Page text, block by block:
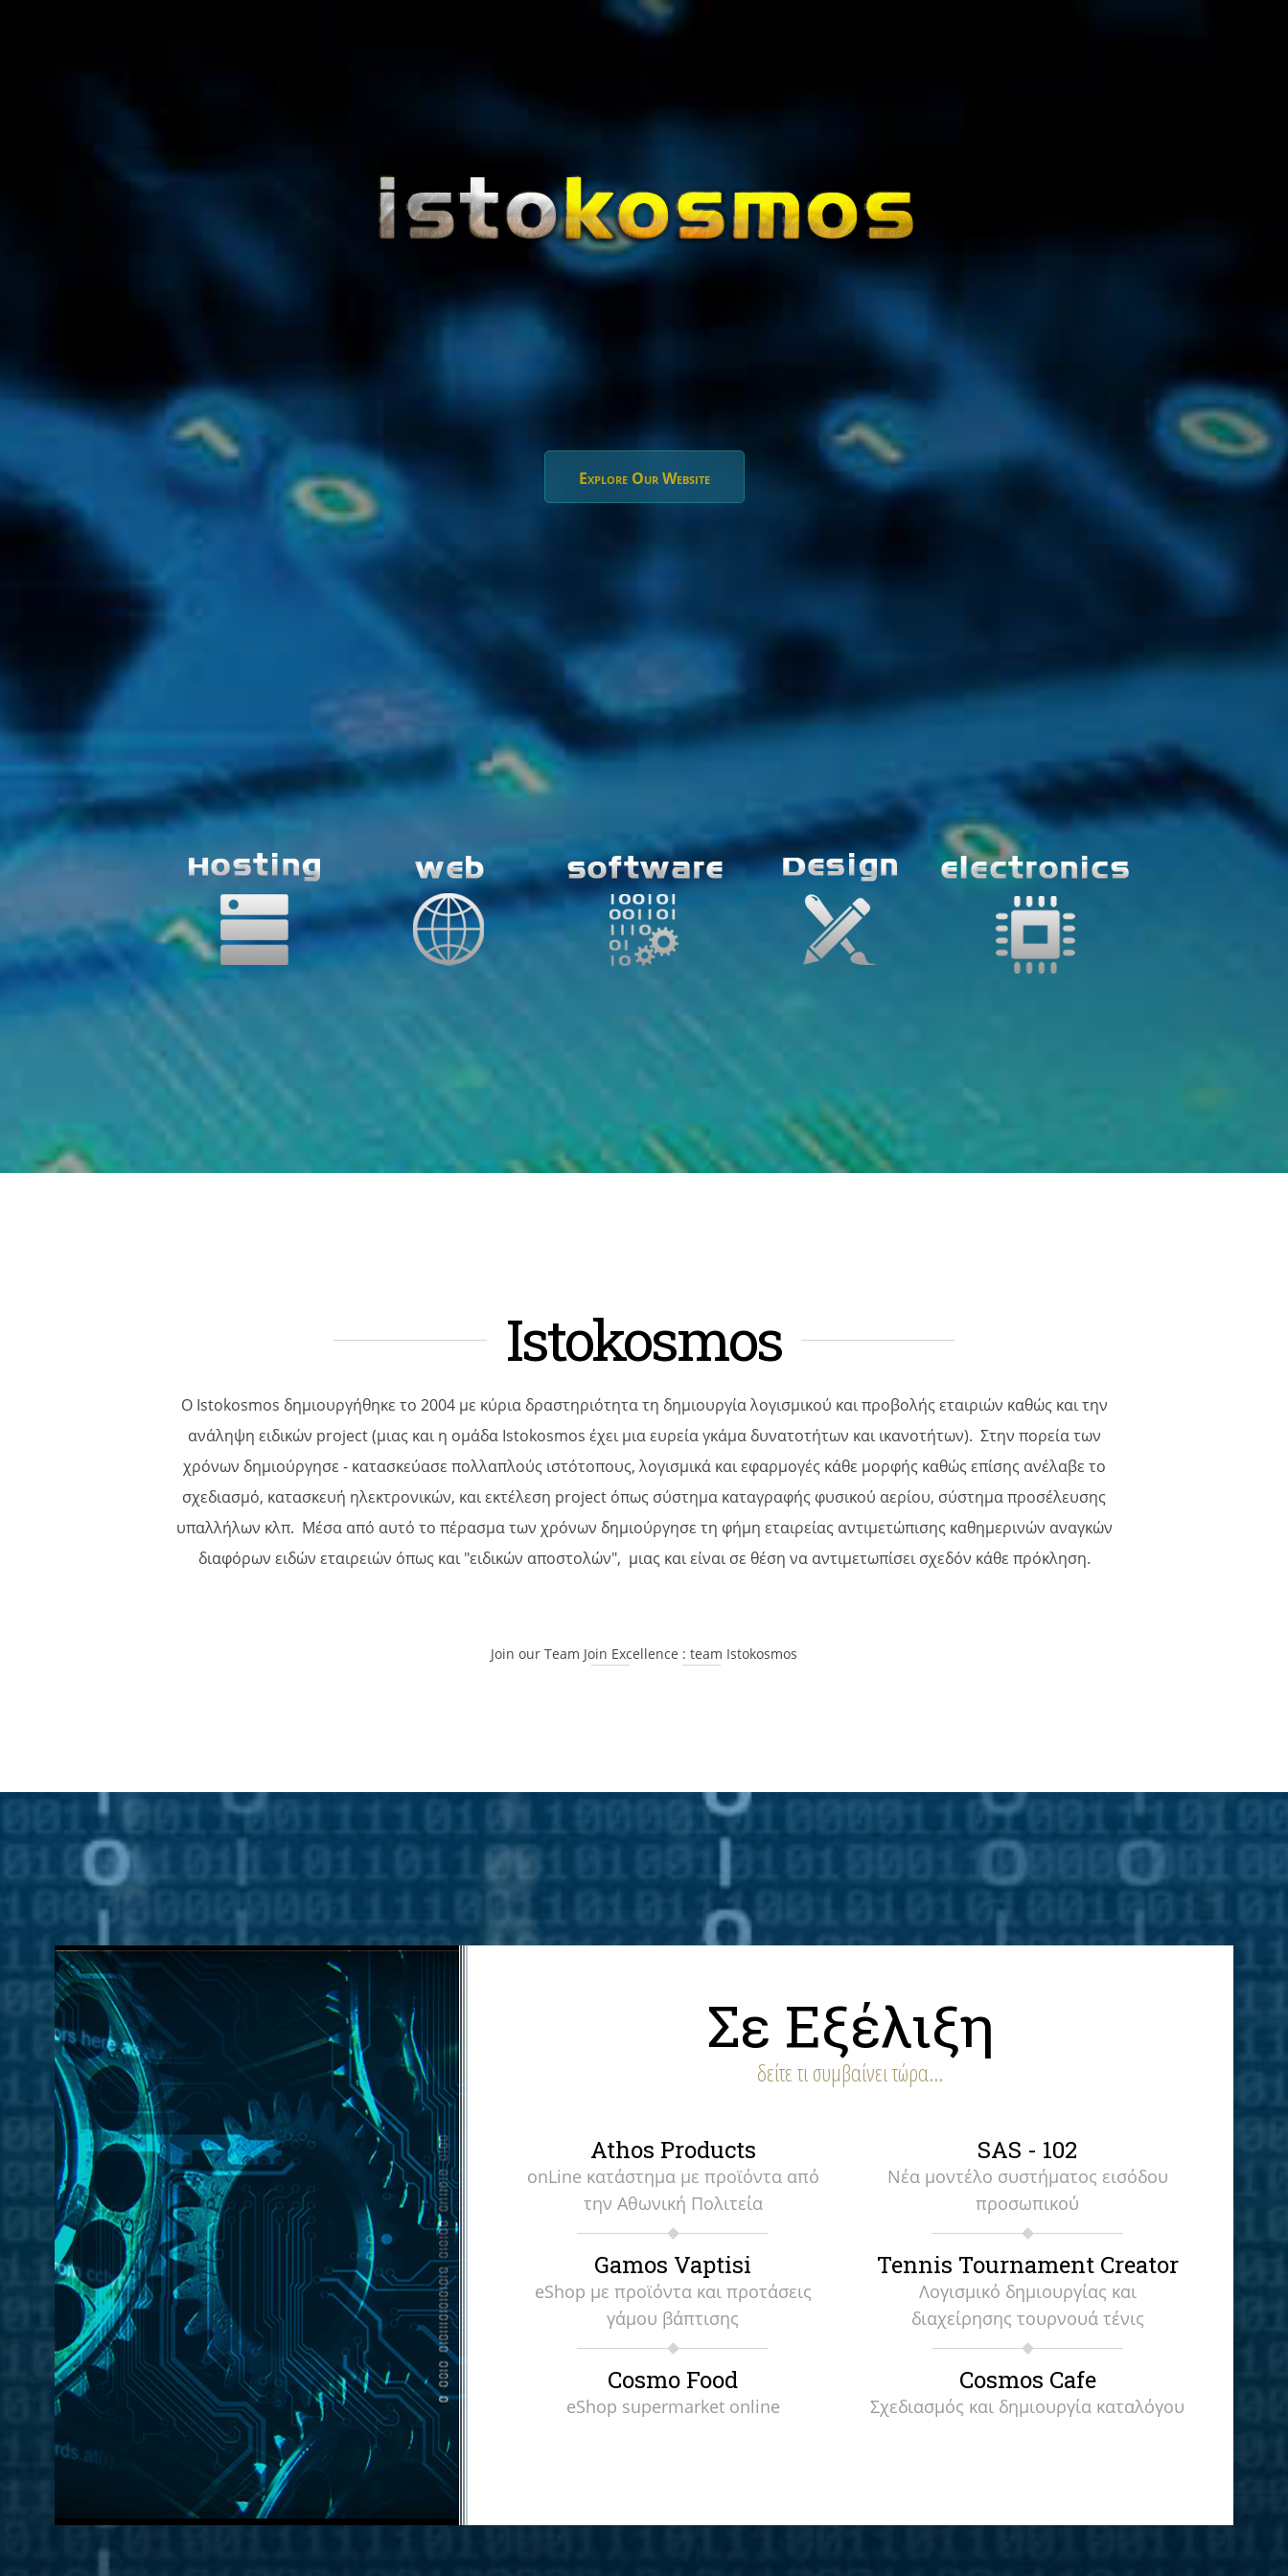
Explore Our Website
Istokosmos
Ο Istokosmos δημιουργήθηκε το 2004 με κύρια δραστηριότητα τη δημιουργία λογισμικού και προβολής εταιριών καθώς και την
ανάληψη ειδικών project (μιας και η ομάδα Istokosmos έχει μια ευρεία γκάμα δυνατοτήτων και ικανοτήτων). Στην πορεία των
χρόνων δημιούργησε - κατασκεύασε πολλαπλούς ιστότοπους, λογισμικά και εφαρμογές κάθε μορφής καθώς επίσης ανέλαβε το
σχεδιασμό, κατασκευή ηλεκτρονικών, και εκτέλεση project όπως σύστημα καταγραφής φυσικού αερίου, σύστημα προσέλευσης
υπαλλήλων κλπ. Μέσα από αυτό το πέρασμα των χρόνων δημιούργησε τη φήμη εταιρείας αντιμετώπισης καθημερινών αναγκών
διαφόρων ειδών εταιρειών όπως και "ειδικών αποστολών", μιας και είναι σε θέση να αντιμετωπίσει σχεδόν κάθε πρόκληση.
Join our Team Join Excellence : team Istokosmos
Σε Εξέλιξη
δείτε τι συμβαίνει τώρα...
Athos Products
onLine κατάστημα με προϊόντα από
την Αθωνική Πολιτεία
SAS - 102
Νέα μοντέλο συστήματος εισόδου
προσωπικού
Gamos Vaptisi
eShop με προϊόντα και προτάσεις
γάμου βάπτισης
Tennis Tournament Creator
Λογισμικό δημιουργίας και
διαχείρησης τουρνουά τένις
Cosmo Food
eShop supermarket online
Cosmos Cafe
Σχεδιασμός και δημιουργία καταλόγου